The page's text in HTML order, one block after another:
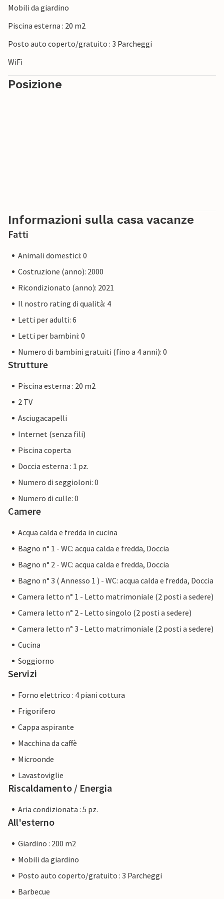
e lasciatevi incantare.
Mobili da giardino
Piscina esterna : 20 m2
Posto auto coperto/gratuito : 3 Parcheggi
WiFi
Posizione
Informazioni sulla casa vacanze
Fatti
Animali domestici: 0
Costruzione (anno): 2000
Ricondizionato (anno): 2021
Il nostro rating di qualità: 4
Letti per adulti: 6
Letti per bambini: 0
Numero di bambini gratuiti (fino a 4 anni): 0
Strutture
Piscina esterna : 20 m2
2 TV
Asciugacapelli
Internet (senza fili)
Piscina coperta
Doccia esterna : 1 pz.
Numero di seggioloni: 0
Numero di culle: 0
Camere
Acqua calda e fredda in cucina
Bagno n° 1 - WC: acqua calda e fredda, Doccia
Bagno n° 2 - WC: acqua calda e fredda, Doccia
Bagno n° 3 ( Annesso 1 ) - WC: acqua calda e fredda, Doccia
Camera letto n° 1 - Letto matrimoniale (2 posti a sedere)
Camera letto n° 2 - Letto singolo (2 posti a sedere)
Camera letto n° 3 - Letto matrimoniale (2 posti a sedere)
Cucina
Soggiorno
Servizi
Forno elettrico : 4 piani cottura
Frigorifero
Cappa aspirante
Macchina da caffè
Microonde
Lavastoviglie
Riscaldamento / Energia
Aria condizionata : 5 pz.
All'esterno
Giardino : 200 m2
Mobili da giardino
Posto auto coperto/gratuito : 3 Parcheggi
Barbecue